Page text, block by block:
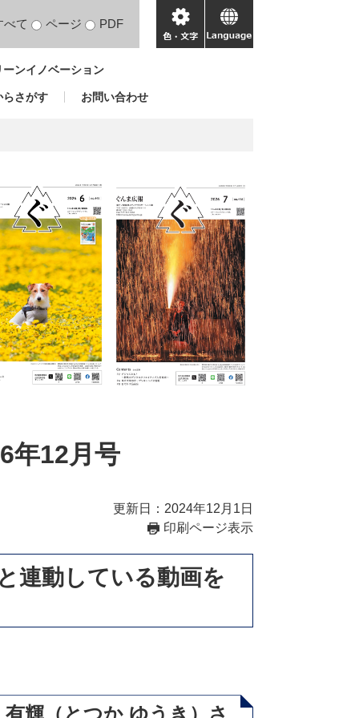
べて ページ PDF
色・
文
language
ンイノベーション
らさがす お問い合わせ
年12月号
更新日：2024年12月1日
印刷ページ表示
連動している動画を